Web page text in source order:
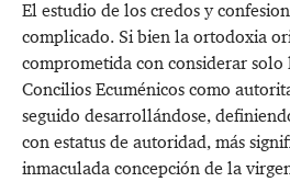
El estudio de los credos y
complicado. Si bien la ortodoxia
comprometida con considerar solo
Concilios Ecuménicos como
seguido desarrollándose,
con estatus de autoridad, más
inmaculada concepción de la